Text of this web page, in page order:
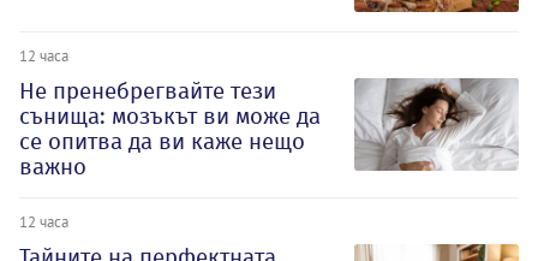
12 часа
Не пренебрегвайте тези
сънища: мозъкът ви може да
се опитва да ви каже нещо
важно
12 часа